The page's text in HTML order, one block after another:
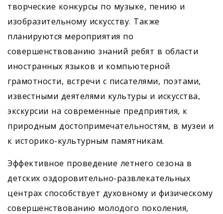
творческие конкурсы по музыке, пению и
изобразительному искусству. Также
планируются мероприятия по
совершенствованию знаний ребят в области
иностранных языков и компьютерной
грамотности, встречи с писателями, поэтами,
известными деятелями культуры и искусства,
экскурсии на современные предприятия, к
природным достопримечательностям, в музеи и
к историко-культурным памятникам.
Эффективное проведение летнего сезона в
детских оздоровительно-развлекательных
центрах способствует духовному и физическому
совершенствованию молодого поколения,